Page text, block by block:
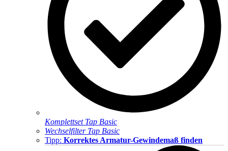
Komplettset Tap Basic
Wechselfilter Tap Basic
Tipp: Korrektes Armatur-Gewindemaß finden